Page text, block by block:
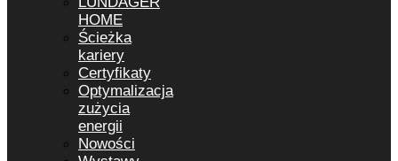
HOME
Ścieżka
kariery
Certyfikaty
Optymalizacja
zużycia
energii
Nowości